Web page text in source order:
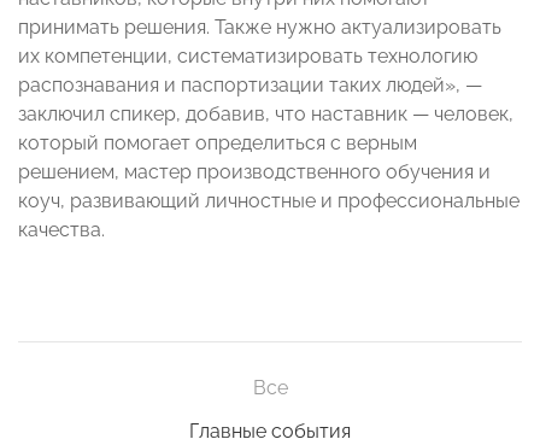
принимать решения. Также нужно актуализировать
их компетенции, систематизировать технологию
распознавания и паспортизации таких людей», —
заключил спикер, добавив, что наставник — человек,
который помогает определиться с верным
решением, мастер производственного обучения и
коуч, развивающий личностные и профессиональные
качества.
Все
Главные события